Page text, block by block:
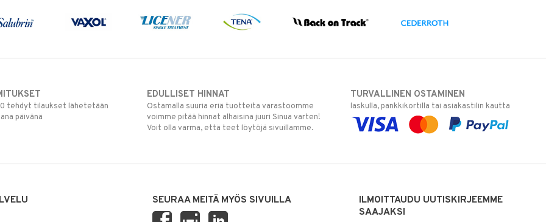
tehdyt tilaukset lähetetään
päivänä
EDULLISET HINNAT
Ostamalla suuria eriä tuotteita varastoomme
voimme pitää hinnat alhaisina juuri Sinua varten!
Voit olla varma, että teet löytöjä sivuillamme.
TURVALLINEN OSTAMINEN
laskulla, pankkikortilla tai asiakastilin kautta
SEURAA MEITÄ MYÖS SIVUILLA
ILMOITTAUDU UUTISKIRJEEMME
SAAJAKSI